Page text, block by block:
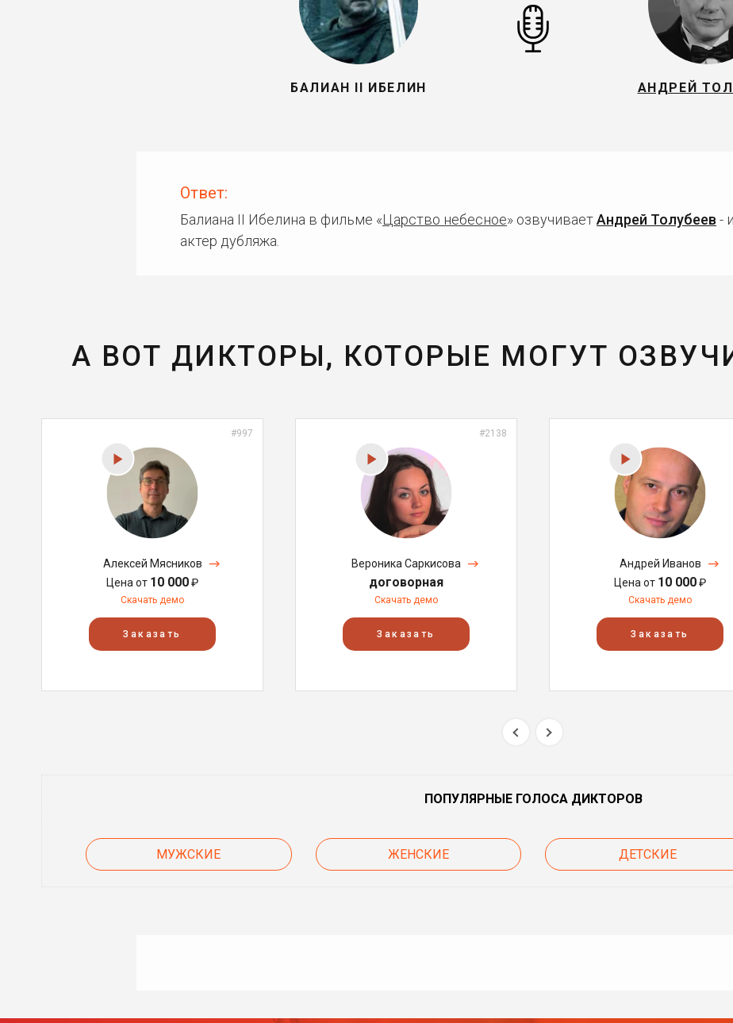
БАЛИАН II ИБЕЛИН АНДРЕЙ
Ответ:
Балиана II Ибелина в фильме «Царство небесное» озвучиваетАндрей Толубеев -
актер дубляжа.
А ВОТ ДИКТОРЫ, КОТОРЫЕ МОГУТ
#997
Алексей Мясников
Цена от 10 000₽
Скачать демо
Заказать
#2138
Вероника Саркисова
договорная
Скачать демо
Заказать
Андрей Иванов
Цена от 10 000₽
Скачать демо
Заказать
ПОПУЛЯРНЫЕ ГОЛОСА ДИКТОРОВ
МУЖСКИЕ ЖЕНСКИЕ ДЕТСКИЕ